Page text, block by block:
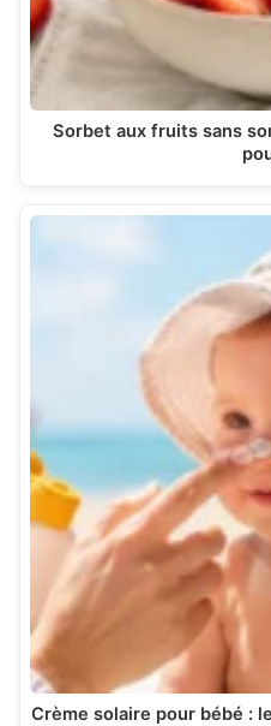
Sorbet aux fruits sans
Crème solaire pour bébé :